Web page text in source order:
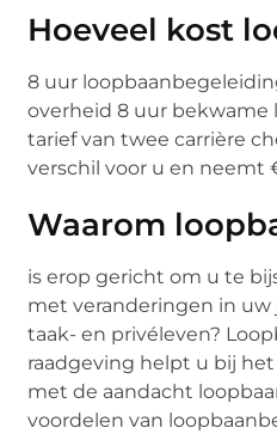
Hoeveel kost
8 uur
overheid 8 uur bekwame
tarief van twee carrière
verschil voor u en neemt
Waarom
is erop gericht om u te
met veranderingen in uw
taak- en privéleven?
raadgeving helpt u bij
met de aandacht
voordelen van